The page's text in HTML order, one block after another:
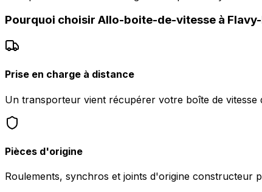
Pourquoi choisir Allo-boite-de-vitesse à
Prise en charge à distance
Un transporteur vient récupérer votre boîte de vitesse
Pièces d'origine
Roulements, synchros et joints d'origine constructeur